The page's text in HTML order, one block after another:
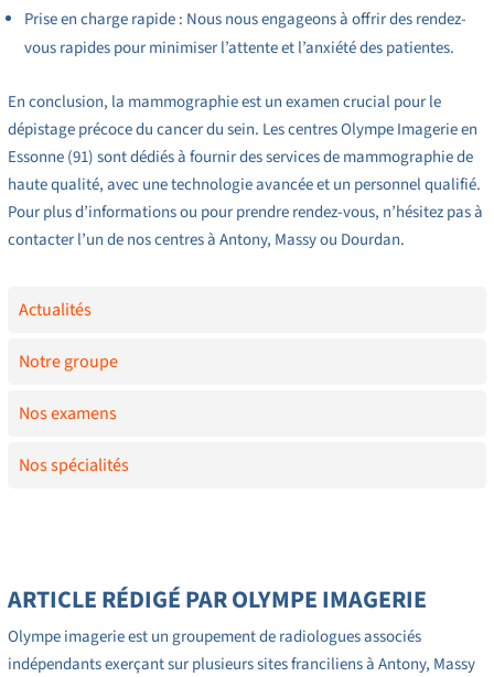
Prise en charge rapide : Nous nous engageons à offrir des rendez-
vous rapides pour minimiser l’attente et l’anxiété des patientes.
En conclusion, la mammographie est un examen crucial pour le
dépistage précoce du cancer du sein. Les centres Olympe Imagerie en
Essonne (91) sont dédiés à fournir des services de mammographie de
haute qualité, avec une technologie avancée et un personnel qualifié.
Pour plus d’informations ou pour prendre rendez-vous, n’hésitez pas à
contacter l’un de nos centres à Antony, Massy ou Dourdan.
Actualités
Notre groupe
Nos examens
Nos spécialités
ARTICLE RÉDIGÉ PAR OLYMPE IMAGERIE
Olympe imagerie est un groupement de radiologues associés
indépendants exerçant sur plusieurs sites franciliens à Antony, Massy